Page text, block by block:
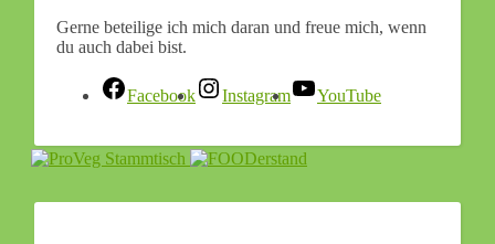
Gerne beteilige ich mich daran und freue mich, wenn
du auch dabei bist.
Facebook Instagram YouTube